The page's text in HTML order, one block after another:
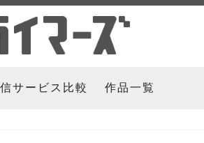
サービス比較 作品一覧